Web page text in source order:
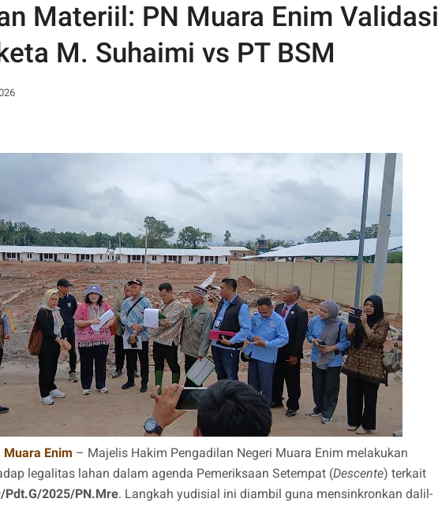
Materiil: PN Muara Enim Validasi
M. Suhaimi vs PT BSM
Muara Enim – Majelis Hakim Pengadilan Negeri Muara Enim melakukan
legalitas lahan dalam agenda Pemeriksaan Setempat (Descente) terkait
Pdt.G/2025/PN.Mre. Langkah yudisial ini diambil guna mensinkronkan dalil-